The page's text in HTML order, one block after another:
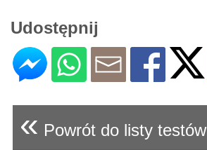
Udostępnij
« Powrót do listy testów